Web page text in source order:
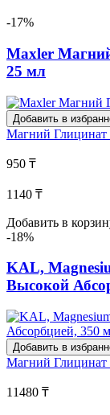
-17%
Maxler
25 мл
Добавить в
Магний Глицинат
950 ₸
1140 ₸
Добавить в
-18%
KAL,
Высокой
Добавить в
Магний Глицинат
11480 ₸